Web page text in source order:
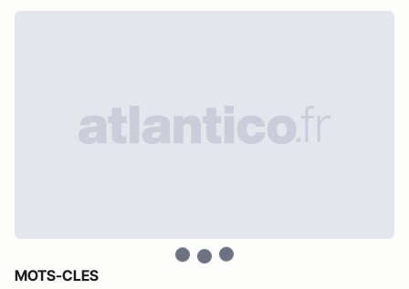
MOTS-CLES